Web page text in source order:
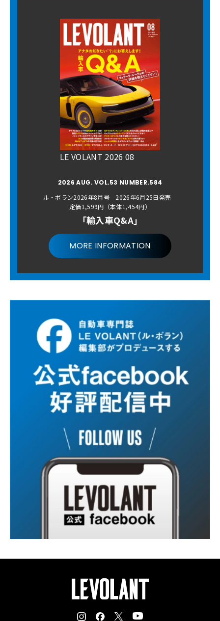
LE VOLANT 2026 08
2026 AUG. VOL.53 NUMBER.584
ル・ボラン2026年8月号 2026年6月25日発売
定価1,599円（本体1,454円）
「輸入車Q&A」
MORE INFORMATION